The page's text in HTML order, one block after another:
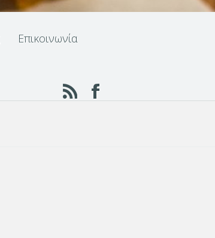
Επικοινωνία